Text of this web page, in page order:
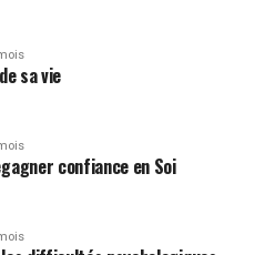
sa vie
confiance en Soi